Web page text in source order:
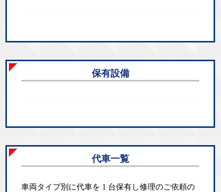
保有設備
代車一覧
車両タイプ別に代車を 1 台保有し修理のご依頼の